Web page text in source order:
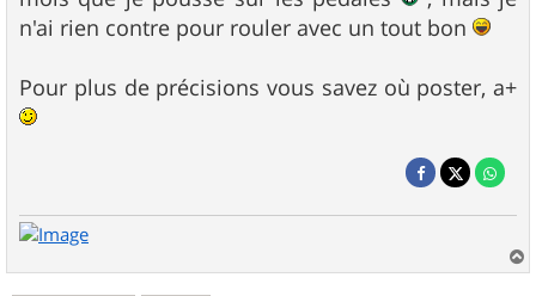
n'ai rien contre pour rouler avec un tout bon
Pour plus de précisions vous savez où poster, a+
a